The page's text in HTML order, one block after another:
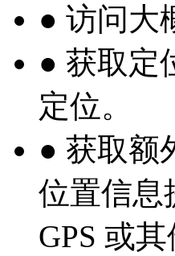
● 访问
● 获取定
定位。
● 获取额
位置信息
GPS 或